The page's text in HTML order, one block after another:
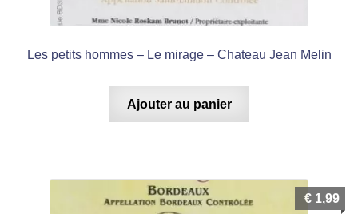
Les petits hommes – Le mirage – Chateau Jean Melin
Ajouter au panier
€ 1,99